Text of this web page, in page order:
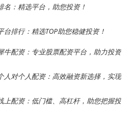
配资排名：精选平台，助您投资！
台排行：精选TOP助您稳健投资！
牛配资：专业股票配资平台，助力投资
人对个人配资：高效融资新选择，实现
上配资：低门槛、高杠杆，助您把握投